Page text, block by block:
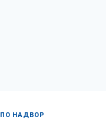
ПО НАДВОР